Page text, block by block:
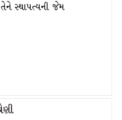
તેને સ્થાપત્યની જેમ